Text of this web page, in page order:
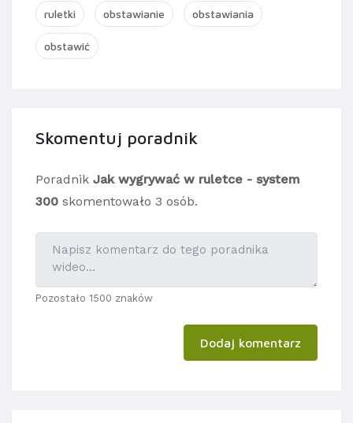
ruletki obstawianie obstawiania
obstawić
Skomentuj poradnik
Poradnik Jak wygrywać w ruletce - system
300 skomentowało 3 osób.
Pozostało 1500 znaków
Dodaj komentarz